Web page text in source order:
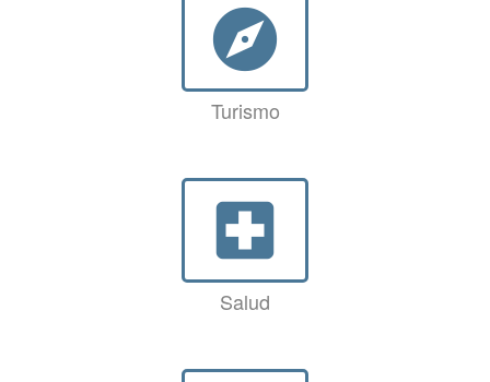
explore
Turismo
local_hospital
Salud